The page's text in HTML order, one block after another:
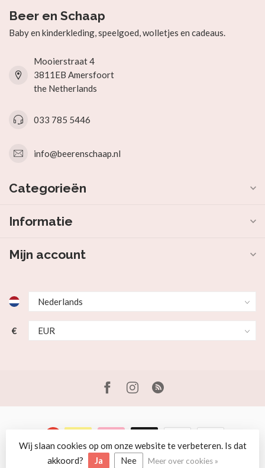
Beer en Schaap
Baby en kinderkleding, speelgoed, wolletjes en cadeaus.
Mooierstraat 4
3811EB Amersfoort
the Netherlands
033 785 5446
info@beerenschaap.nl
Categorieën
Informatie
Mijn account
€
© Copyright 2026 Beer en Schaap
Wij slaan cookies op om onze website te verbeteren. Is dat
akkoord?
Ja Nee Meer over cookies »